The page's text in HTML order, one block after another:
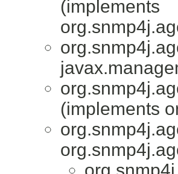
(implements
(implements